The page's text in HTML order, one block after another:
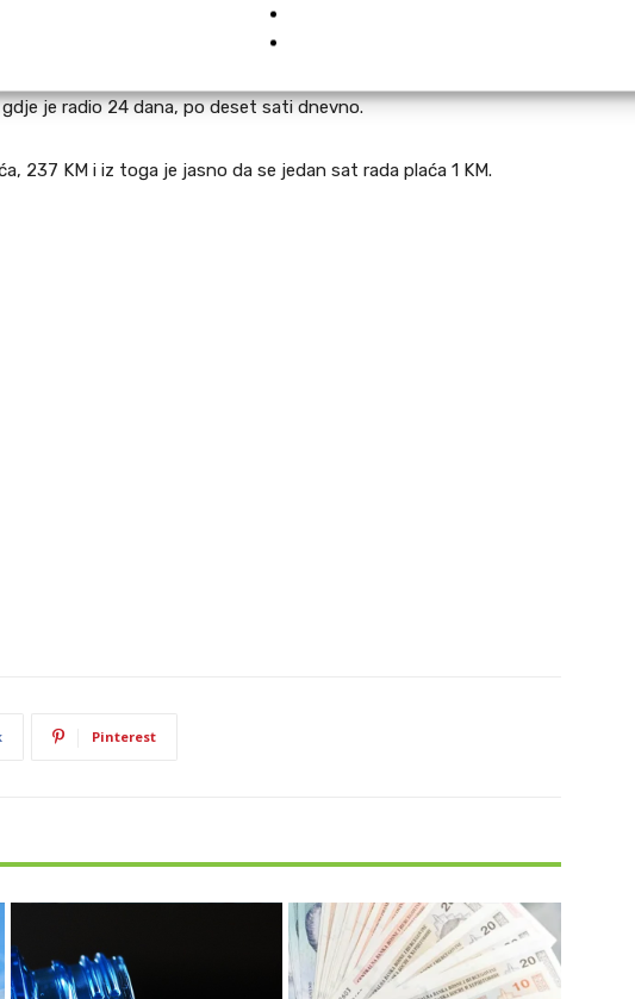
fabrici objavio je fotografiju papirića na kojem je izvršen
je radio 24 dana, po deset sati dnevno.
237 KM i iz toga je jasno da se jedan sat rada plaća 1 KM.
Pinterest